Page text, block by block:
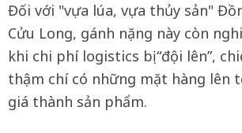
Đối với "vựa lúa, vựa thủy sản"
Cửu Long, gánh nặng này còn
khi chi phí logistics bị “đội lên”,
thậm chí có những mặt hàng lên
giá thành sản phẩm.